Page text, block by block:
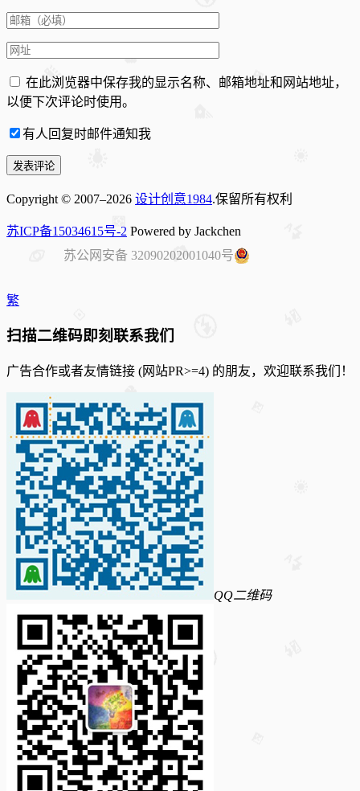
在此浏览器中保存我的显示名称、邮箱地址和网站地址，
以便下次评论时使用。
有人回复时邮件通知我
Copyright © 2007–2026 设计创意1984.保留所有权利
苏ICP备15034615号-2 Powered by Jackchen
苏公网安备 32090202001040号
繁
扫描二维码即刻联系我们
广告合作或者友情链接 (网站PR>=4) 的朋友，欢迎联系我们！
QQ二维码